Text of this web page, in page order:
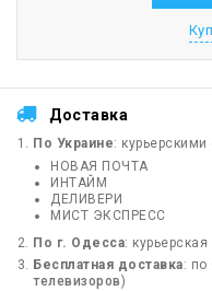
Доставка
По Украине:
НОВАЯ ПОЧТА
ИНТАЙМ
ДЕЛИВЕРИ
МИСТ ЭКСПРЕСС
По г. Одесса:
Бесплатная доставка: по
телевизоров)